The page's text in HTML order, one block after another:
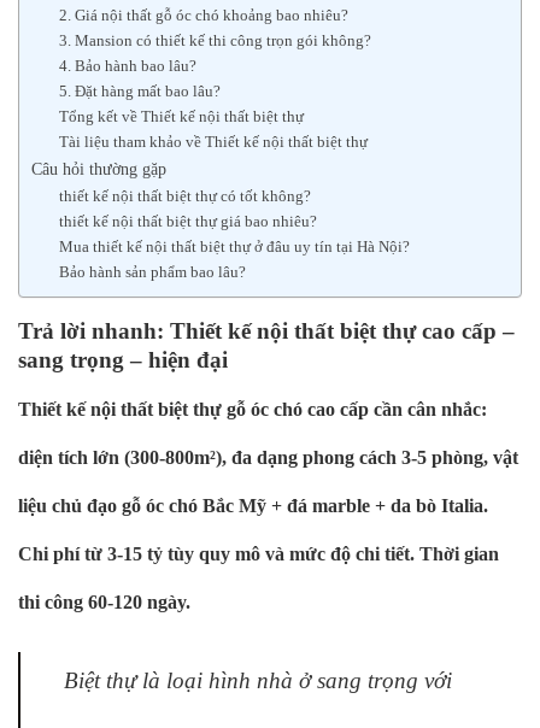
2. Giá nội thất gỗ óc chó khoảng bao nhiêu?
3. Mansion có thiết kế thi công trọn gói không?
4. Bảo hành bao lâu?
5. Đặt hàng mất bao lâu?
Tổng kết về Thiết kế nội thất biệt thự
Tài liệu tham khảo về Thiết kế nội thất biệt thự
Câu hỏi thường gặp
thiết kế nội thất biệt thự có tốt không?
thiết kế nội thất biệt thự giá bao nhiêu?
Mua thiết kế nội thất biệt thự ở đâu uy tín tại Hà Nội?
Bảo hành sản phẩm bao lâu?
Trả lời nhanh: Thiết kế nội thất biệt thự cao cấp –
sang trọng – hiện đại
Thiết kế nội thất biệt thự gỗ óc chó cao cấp cần cân nhắc:
diện tích lớn (300-800m²), đa dạng phong cách 3-5 phòng, vật
liệu chủ đạo gỗ óc chó Bắc Mỹ + đá marble + da bò Italia.
Chi phí từ 3-15 tỷ tùy quy mô và mức độ chi tiết. Thời gian
thi công 60-120 ngày.
Biệt thự là loại hình nhà ở sang trọng với